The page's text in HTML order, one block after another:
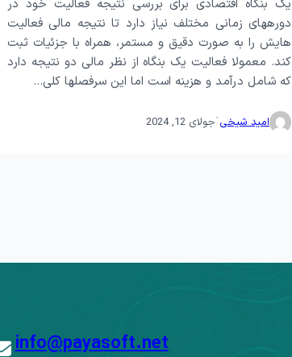
یک بنگاه اقتصادی برای بررسی نتیجه فعالیت خود در
دوره­های زمانی مختلف نیاز دارد تا نتیجه مالی فعالیت
هایش را به صورت دقیق و مستمر، همراه با جزئیات ثبت
کند. معمولا فعالیت یک بنگاه از نظر مالی دو نتیجه دارد
که شامل درآمد و هزینه است اما این سرفصل­ها کلی…
امید شیخی·جولای 12, 2024
info@payasoft.net